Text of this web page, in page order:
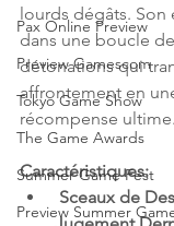
Pax Online Preview
Preview Gamescom
Tokyo Game Show
The Game Awards
Summer Game Fest
Preview Summer
lourds dégâts. Son
dans une boucle
détonations qui
affrontement en
récompense ultime.
Caractéristiques:
Sceaux de